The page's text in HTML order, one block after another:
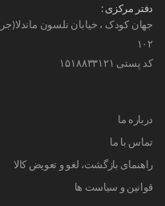
دفتر مرکزی :
۱۰۲
کد پستی ۱۵۱۸۸۳۳۱۲۱
درباره ما
تماس با ما
راهنمای بازگشت، لغو و تعویض کالا
قوانین و سیاست ها